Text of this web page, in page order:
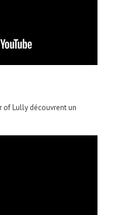
of Lully découvrent un